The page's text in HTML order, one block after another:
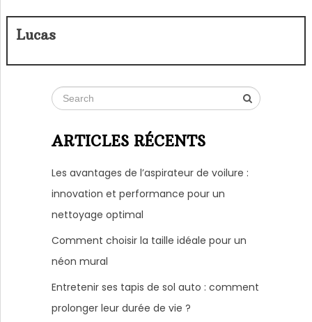
Lucas
ARTICLES RÉCENTS
Les avantages de l’aspirateur de voilure :
innovation et performance pour un
nettoyage optimal
Comment choisir la taille idéale pour un
néon mural
Entretenir ses tapis de sol auto : comment
prolonger leur durée de vie ?